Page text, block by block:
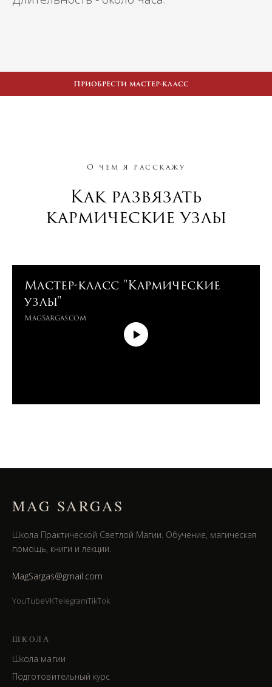
Приобрести мастер-класс
О чем я расскажу
Как развязать
кармические узлы
Мастер-класс "Кармические
узлы"
MagSargas.com
MAG SARGAS
Школа Практической Светлой Магии. Обучение, магическая
помощь, книги и лекции.
MagSargas@gmail.com
YouTubeVKTelegramTikTok
ШКОЛА
Школа магии
Подготовительный курс